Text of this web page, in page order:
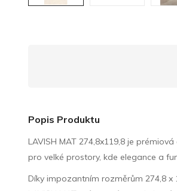
Popis Produktu
LAVISH MAT 274,8x119,8 je
pro velké prostory, kde elegance a
Díky impozantním rozměrům 274,8